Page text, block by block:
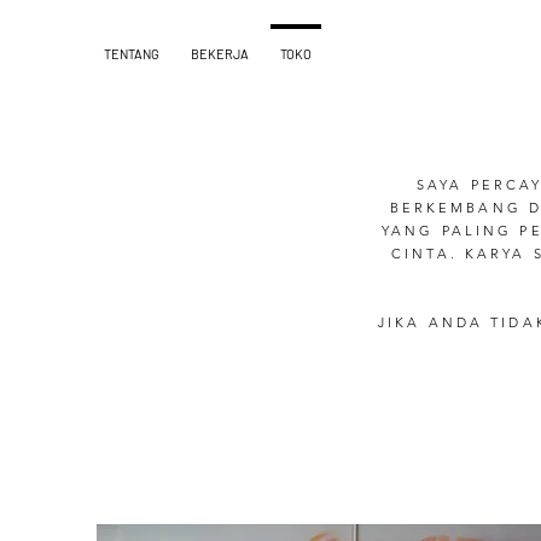
TENTANG BEKERJA TOKO
SAYA
BERKEMBANG
YANG PALING
CINTA. KARYA
JIKA ANDA